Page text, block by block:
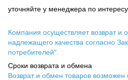
уточняйте у менеджера по
Компания осуществляет возврат и
надлежащего качества согласно
потребителей".
Сроки возврата и обмена
Возврат и обмен товаров